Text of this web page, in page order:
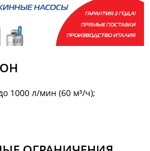
1000 л/мин (60 м³/ч);